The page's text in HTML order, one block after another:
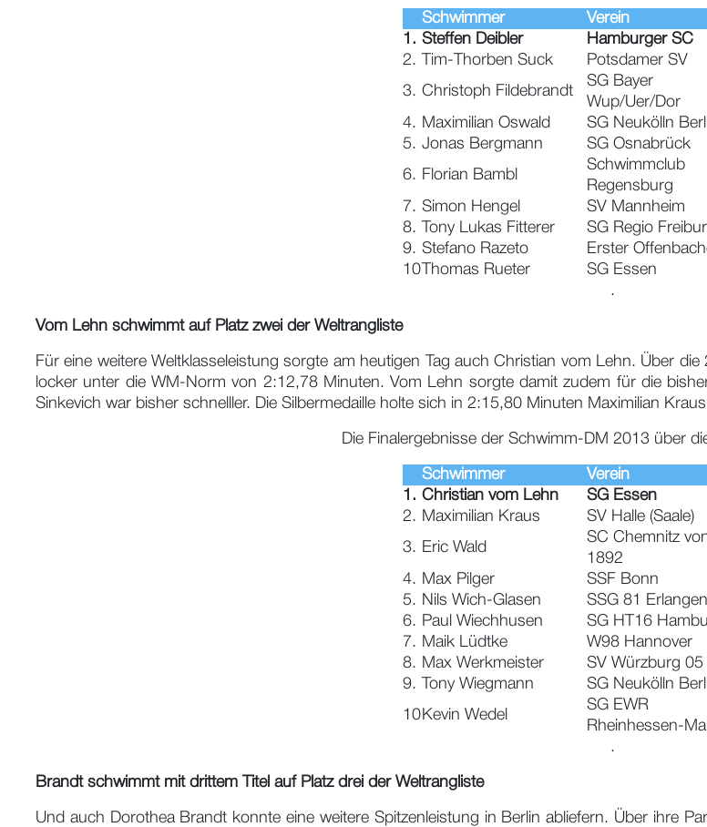
Schwimmer Verein
1. Steffen Deibler Hamburger SC
2.
Tim-Thorben Suck Potsdamer SV
3. Christoph Fildebrandt
SG Bayer
Wup/Uer/Dor
4. Maximilian Oswald SG Neukölln
5. Jonas Bergmann SG Osnabrück
6. Florian Bambl
Schwimmclub
Regensburg
7. Simon Hengel SV Mannheim
8.
Tony Lukas Fitterer SG Regio
9. Stefano Razeto Erster
10 Thomas Rueter SG Essen
.
Vom Lehn schwimmt auf Platz zwei der Weltrangliste
Für eine weitere Weltklasseleistung sorgte am heutigen Tag auch Christian vom Lehn. Über
locker unter die WM-Norm von 2:12,78 Minuten. Vom Lehn sorgte damit zudem für die
Sinkevich war bisher schnelller. Die Silbermedaille holte sich in 2:15,80 Minuten Maximilian
Die Finalergebnisse der Schwimm-DM 2013 über
Schwimmer Verein
1. Christian vom Lehn SG Essen
2. Maximilian Kraus SV Halle (Saale)
3. Eric Wald
SC Chemnitz
1892
4. Max Pilger SSF Bonn
5. Nils Wich-Glasen SSG 81 Erlangen
6. Paul Wiechhusen SG HT16
7. Maik Lüdtke W98 Hannover
8. Max Werkmeister SV Würzburg 05
9.
Tony Wiegmann SG Neukölln
10Kevin Wedel
SG EWR
Rheinhessen-
.
Brandt schwimmt mit drittem Titel auf Platz drei der Weltrangliste
Und auch Dorothea Brandt konnte eine weitere Spitzenleistung in Berlin abliefern. Über ihre